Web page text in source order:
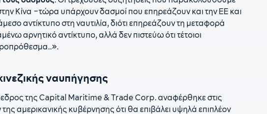
Κίνα –τώρα υπάρχουν δασμοί που επηρεάζουν και την ΕΕ και
αντίκτυπο στη ναυτιλία, διότι επηρεάζουν τη μεταφορά
αρνητικό αντίκτυπο, αλλά δεν πιστεύω ότι τέτοιοι
ναυπήγησης
της Capital Maritime & Trade Corp. αναφέρθηκε στις
αμερικανικής κυβέρνησης ότι θα επιβάλει υψηλά επιπλέον